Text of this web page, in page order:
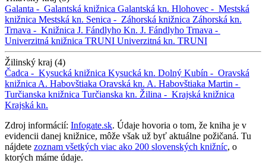
Galanta - Galantská knižnica Galantská kn. Hlohovec - Mestská
knižnica Mestská kn. Senica - Záhorská knižnica Záhorská kn.
Trnava - Knižnica J. Fándlyho Kn. J. Fándlyho Trnava -
Univerzitná knižnica TRUNI Univerzitná kn. TRUNI
Žilinský kraj (4)
Čadca - Kysucká knižnica Kysucká kn. Dolný Kubín - Oravská
knižnica A. Habovštiaka Oravská kn. A. Habovštiaka Martin -
Turčianska knižnica Turčianska kn. Žilina - Krajská knižnica
Krajská kn.
Zdroj informácií: Infogate.sk. Údaje hovoria o tom, že kniha je v
evidencii danej knižnice, môže však už byť aktuálne požičaná. Tu
nájdete zoznam všetkých viac ako 200 slovenských knižníc, o
ktorých máme údaje.